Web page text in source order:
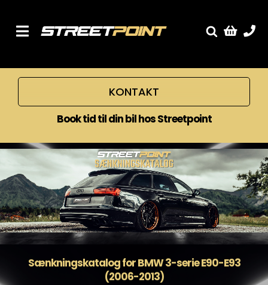
content
Toggle
Service
Sænkning
Tuning
Ventilrens
Værksted
KONTAKT
Book tid til din bil hos Streetpoint
Sænkningskatalog for BMW 3-serie E90-E93
(2006-2013)